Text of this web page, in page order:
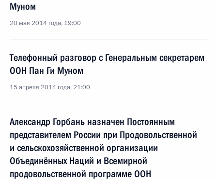
Муном
20 мая 2014 года, 19:00
Телефонный разговор с Генеральным секретарем
ООН Пан Ги Муном
15 апреля 2014 года, 21:00
Александр Горбань назначен Постоянным
представителем России при Продовольственной
и сельскохозяйственной организации
Объединённых Наций и Всемирной
продовольственной программе ООН